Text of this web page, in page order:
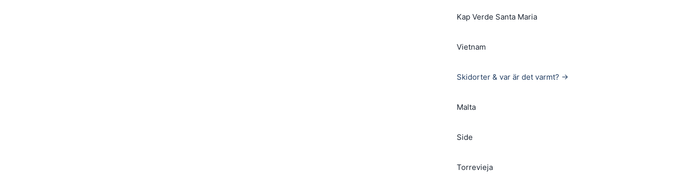
Kap Verde Santa Maria
Vietnam
Skidorter & var är det varmt? →
Malta
Side
Torrevieja